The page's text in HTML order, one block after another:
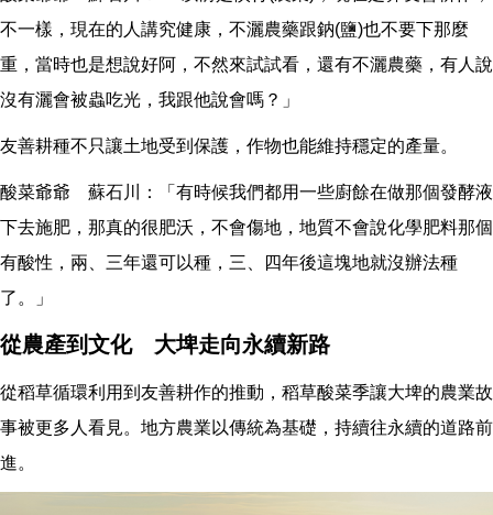
不一樣，現在的人講究健康，不灑農藥跟鈉(鹽)也不要下那麼
重，當時也是想說好阿，不然來試試看，還有不灑農藥，有人說
沒有灑會被蟲吃光，我跟他說會嗎？」
友善耕種不只讓土地受到保護，作物也能維持穩定的產量。
酸菜爺爺 蘇石川：「有時候我們都用一些廚餘在做那個發酵液
下去施肥，那真的很肥沃，不會傷地，地質不會說化學肥料那個
有酸性，兩、三年還可以種，三、四年後這塊地就沒辦法種
了。」
從農產到文化 大埤走向永續新路
從稻草循環利用到友善耕作的推動，稻草酸菜季讓大埤的農業故
事被更多人看見。地方農業以傳統為基礎，持續往永續的道路前
進。